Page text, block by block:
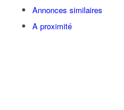
Annonces similaires
A proximité